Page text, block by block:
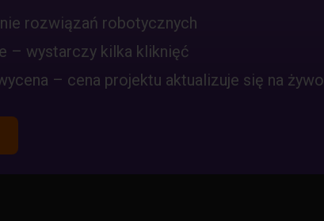
rozwiązań robotycznych
– wystarczy kilka kliknięć
– cena projektu aktualizuje się na żywo